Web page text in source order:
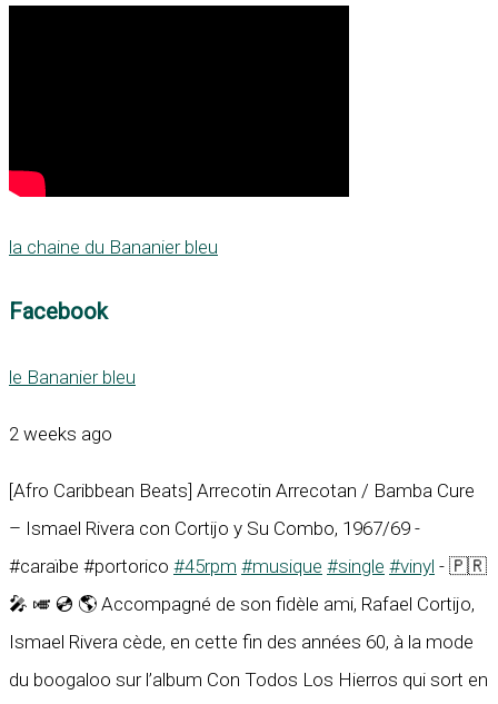
la chaine du Bananier bleu
Facebook
le Bananier bleu
2 weeks ago
[Afro Caribbean Beats] Arrecotin Arrecotan / Bamba Cure
– Ismael Rivera con Cortijo y Su Combo, 1967/69 -
#caraïbe #portorico #45rpm #musique #single #vinyl - 🇵🇷
🎤 🎺 💿 🌎 Accompagné de son fidèle ami, Rafael Cortijo,
Ismael Rivera cède, en cette fin des années 60, à la mode
du boogaloo sur l’album Con Todos Los Hierros qui sort en